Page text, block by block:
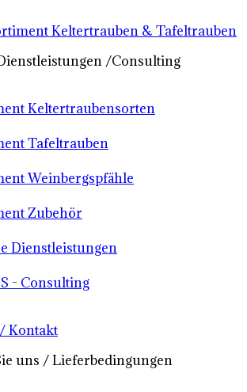
Keltertrauben & Tafeltrauben
/Consulting
Keltertraubensorten
Tafeltrauben
Weinbergspfähle
Zubehör
Dienstleistungen
- Consulting
Kontakt
uns / Lieferbedingungen